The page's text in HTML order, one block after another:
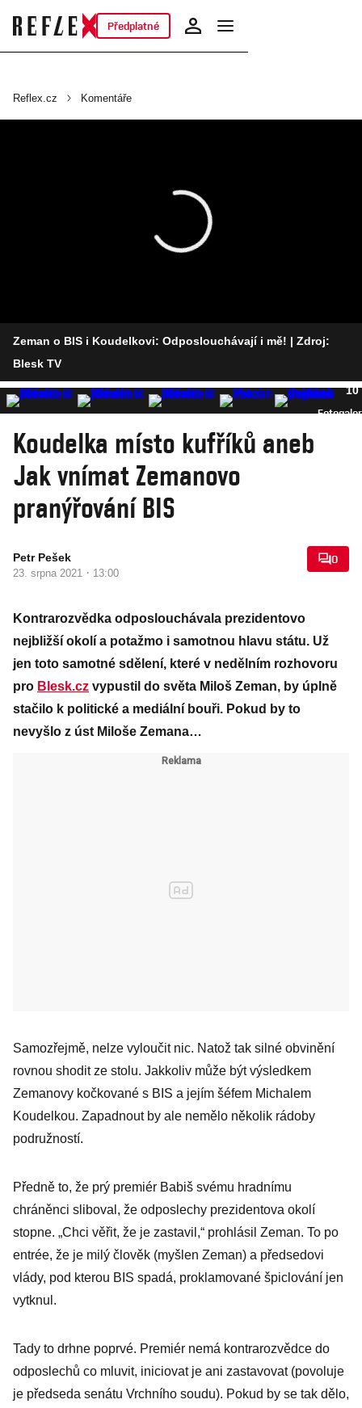
Předplatné
Reflex.cz Komentáře
Zeman o BIS i Koudelkovi: Odposlouchávají i mě! | Zdroj:
Blesk TV
10
Koudelka místo kufříků aneb
Jak vnímat Zemanovo
pranýřování BIS
Petr Pešek
23. srpna 2021 · 13:00
0
Kontrarozvědka odposlouchávala prezidentovo
nejbližší okolí a potažmo i samotnou hlavu státu. Už
jen toto samotné sdělení, které v nedělním rozhovoru
pro Blesk.cz vypustil do světa Miloš Zeman, by úplně
stačilo k politické a mediální bouři. Pokud by to
nevyšlo z úst Miloše Zemana…
Samozřejmě, nelze vyloučit nic. Natož tak silné obvinění
rovnou shodit ze stolu. Jakkoliv může být výsledkem
Zemanovy kočkované s BIS a jejím šéfem Michalem
Koudelkou. Zapadnout by ale nemělo několik rádoby
podružností.
Předně to, že prý premiér Babiš svému hradnímu
chráněnci sliboval, že odposlechy prezidentova okolí
stopne. „Chci věřit, že je zastavil,“ prohlásil Zeman. To po
entrée, že je milý člověk (myšlen Zeman) a předsedovi
vlády, pod kterou BIS spadá, proklamované špiclování jen
vytknul.
Tady to drhne poprvé. Premiér nemá kontrarozvědce do
odposlechů co mluvit, iniciovat je ani zastavovat (povoluje
je předseda senátu Vrchního soudu). Pokud by se tak dělo,